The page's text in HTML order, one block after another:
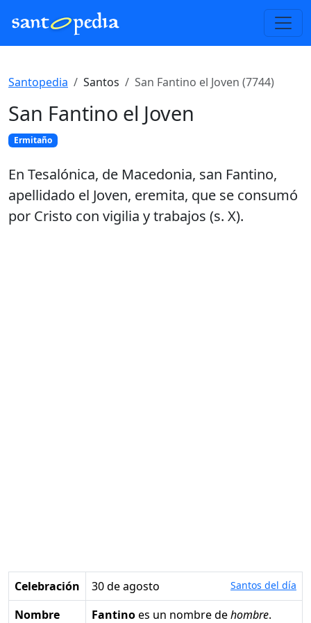
Santopedia Santos San Fantino el Joven (7744)
San Fantino el Joven
Ermitaño
En Tesalónica, de Macedonia, san Fantino,
apellidado el Joven, eremita, que se consumó
por Cristo con vigilia y trabajos (s. X).
Celebración 30 de agosto Santos del día
Nombre Fantinoes un nombre dehombre.